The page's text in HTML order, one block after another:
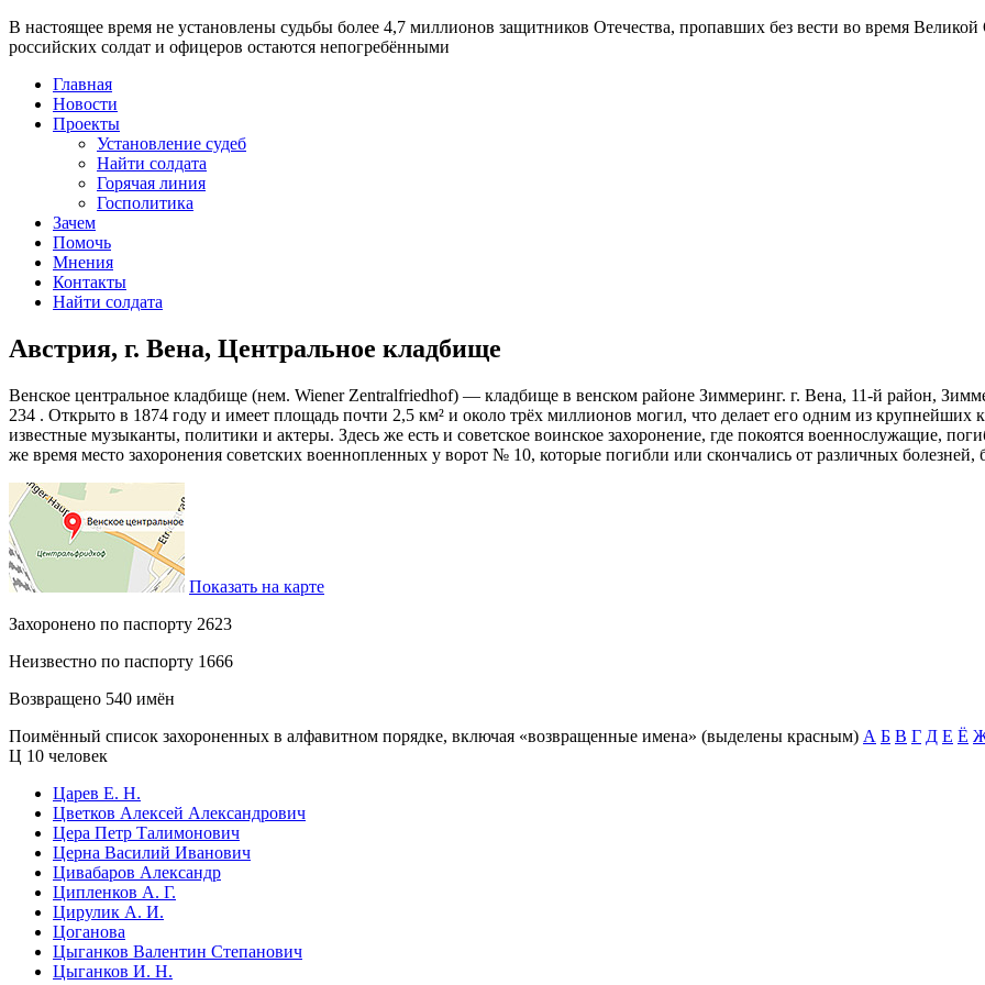
В настоящее время не установлены судьбы более 4,7 миллионов защитников Отечества, пропавших без вести во время
российских солдат и офицеров остаются непогребёнными
Главная
Новости
Проекты
Установление судеб
Найти солдата
Горячая линия
Госполитика
Зачем
Помочь
Мнения
Контакты
Найти солдата
Австрия, г. Вена, Центральное кладбище
Венское центральное кладбище (нем. Wiener Zentralfriedhof) — кладбище в венском районе Зиммеринг. г. Вена, 11-й район,
234 . Открыто в 1874 году и имеет площадь почти 2,5 км² и около трёх миллионов могил, что делает его одним из
известные музыканты, политики и актеры. Здесь же есть и советское воинское захоронение, где покоятся военнослужащие,
же время место захоронения советских военнопленных у ворот № 10, которые погибли или скончались от различных болезней,
Показать на карте
Захоронено по паспорту 2623
Неизвестно по паспорту 1666
Возвращено 540 имён
Поимённый список захороненных в алфавитном порядке, включая «возвращенные имена» (выделены красным) А Б В Г Д Е Ё
Ц 10 человек
Царев Е. Н.
Цветков Алексей Александрович
Цера Петр Талимонович
Церна Василий Иванович
Цивабаров Александр
Ципленков А. Г.
Цирулик А. И.
Цоганова
Цыганков Валентин Степанович
Цыганков И. Н.